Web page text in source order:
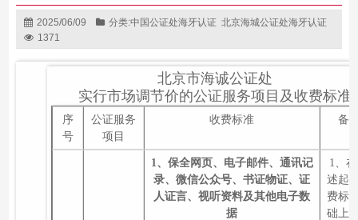
2025/06/09 分类:中国公证处海牙认证 北京海城公证处海牙认证
1371
北京市海诚公证处
实行市场调节价的公证服务项目及收费标准
序
号
公证服务
项目
收费标准 备
1、保全网页、电子邮件、通讯记
录、微信公众号、书证物证、证
人证言、视听资料及其他电子数
据
1、
述起
费标
础上